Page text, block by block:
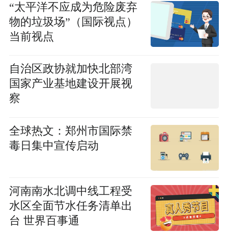
“太平洋不应成为危险废弃
物的垃圾场”（国际视点）
当前视点
自治区政协就加快北部湾
国家产业基地建设开展视
察
全球热文：郑州市国际禁
毒日集中宣传启动
河南南水北调中线工程受
水区全面节水任务清单出
台 世界百事通